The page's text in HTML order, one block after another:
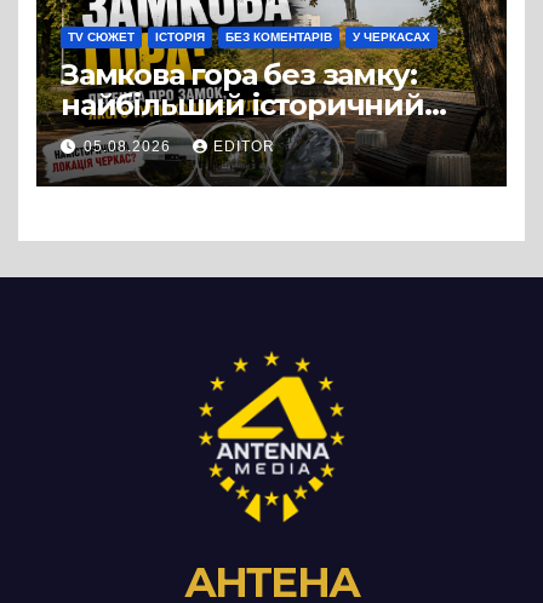
TV СЮЖЕТ ІСТОРІЯ БЕЗ КОМЕНТАРІВ У ЧЕРКАСАХ
Замкова гора без замку:
найбільший історичний
міф Черкас
05.08.2026 EDITOR
АНТЕНА